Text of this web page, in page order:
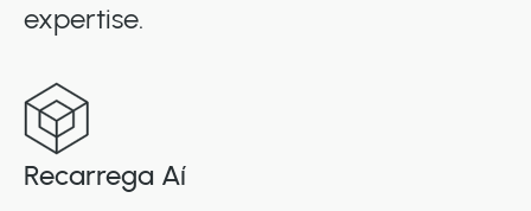
expertise.
Recarrega Aí